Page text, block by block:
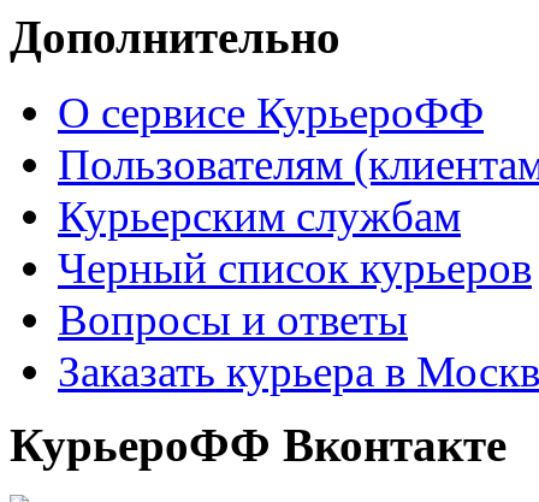
Дополнительно
О сервисе КурьероФФ
Пользователям
Курьерским службам
Черный список курьеров
Вопросы и ответы
Заказать курьера в
КурьероФФ Вконтакте